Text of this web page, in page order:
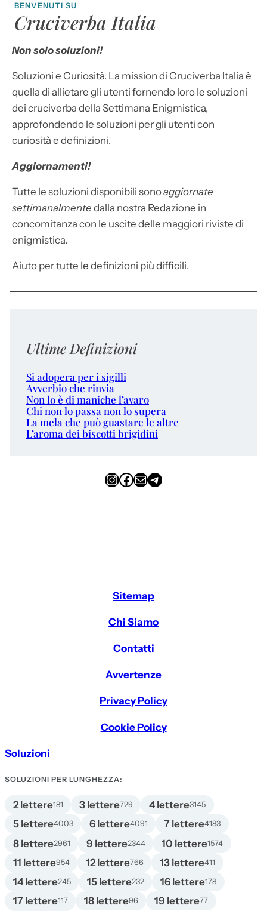
BENVENUTI SU
Cruciverba Italia
Non solo soluzioni!
Soluzioni e Curiosità. La mission di Cruciverba Italia è
quella di allietare gli utenti fornendo loro le soluzioni
dei cruciverba della Settimana Enigmistica,
approfondendo le soluzioni per gli utenti con
curiosità e definizioni.
Aggiornamenti!
Tutte le soluzioni disponibili sonoaggiornate
settimanalmente dalla nostra Redazione in
concomitanza con le uscite delle maggiori riviste di
enigmistica.
Aiuto per tutte le definizioni più difficili.
Ultime Definizioni
Si adopera per i sigilli
Avverbio che rinvia
Non lo è di maniche l’avaro
Chi non lo passa non lo supera
La mela che può guastare le altre
L’aroma dei biscotti brigidini
InstagramFacebook Email Telegram
Sitemap
Chi Siamo
Contatti
Avvertenze
Privacy Policy
Cookie Policy
Soluzioni
SOLUZIONI PER LUNGHEZZA:
2 lettere181 3 lettere729 4 lettere3145
5 lettere4003 6 lettere4091 7 lettere4183
8 lettere2961 9 lettere2344 10 lettere1574
11 lettere954 12 lettere766 13 lettere411
14 lettere245 15 lettere232 16 lettere178
17 lettere117 18 lettere96 19 lettere77